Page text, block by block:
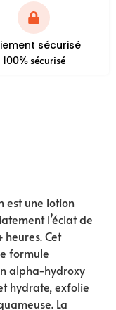
sécurisé
100% sécurisé
est une lotion
l’éclat de
Cet
formule
alpha-hydroxy
hydrate, exfolie
La